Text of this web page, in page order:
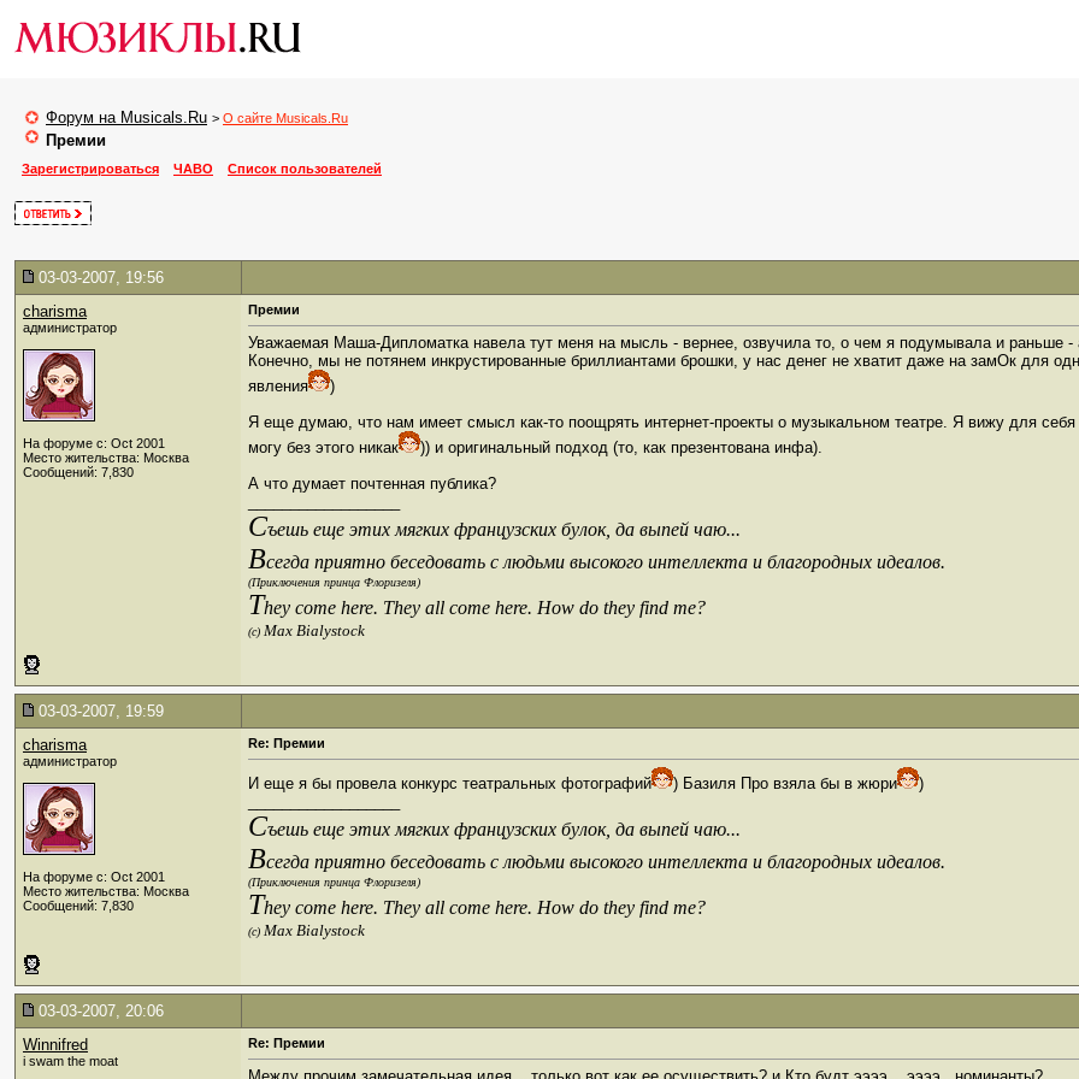
Форум на Musicals.Ru > О сайте Musicals.Ru
Премии
Зарегистрироваться
ЧАВО Список пользователей
03-03-2007, 19:56
charisma
администратор
На форуме с: Oct 2001
Место жительства: Москва
Сообщений: 7,830
Премии
Уважаемая Маша-Дипломатка навела тут меня на мысль - вернее, озвучила то, о чем я подумывала и раньше
Конечно, мы не потянем инкрустированные бриллиантами брошки, у нас денег не хватит даже на замОк для
явления
)
Я еще думаю, что нам имеет смысл как-то поощрять интернет-проекты о музыкальном театре. Я вижу для
могу без этого никак
)) и оригинальный подход (то, как презентована инфа).
А что думает почтенная публика?
Съешь еще этих мягких французских булок, да выпей чаю...
Всегда приятно беседовать с людьми высокого интеллекта и благородных идеалов.
(Приключения принца Флоризеля)
They come here. They all come here. How do they find me?
(c) Max Bialystock
03-03-2007, 19:59
charisma
администратор
На форуме с: Oct 2001
Место жительства: Москва
Сообщений: 7,830
Re: Премии
И еще я бы провела конкурс театральных фотографий ) Базиля Про взяла бы в жюри
)
Съешь еще этих мягких французских булок, да выпей чаю...
Всегда приятно беседовать с людьми высокого интеллекта и благородных идеалов.
(Приключения принца Флоризеля)
They come here. They all come here. How do they find me?
(c) Max Bialystock
03-03-2007, 20:06
Winnifred
i swam the moat
Re: Премии